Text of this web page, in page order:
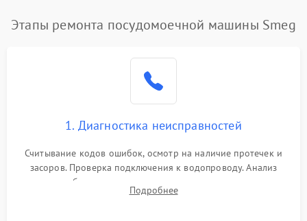
воды
1800 ₽ Подробнее →
Проблемы с
Этапы ремонта посудомоечной машины Smeg
1. Диагностика неисправностей
Считывание кодов ошибок, осмотр на наличие протечек и
засоров. Проверка подключения к водопроводу. Анализ
жалоб на отсутствие слива, нагрева, вращения
разбрызгивателей или срабатывание системы защиты
Подробнее